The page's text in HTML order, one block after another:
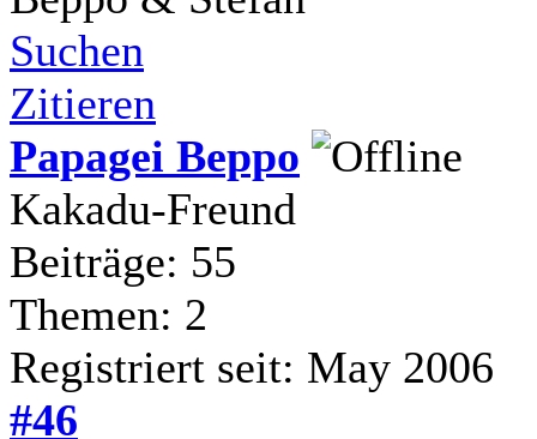
Suchen
Zitieren
Papagei Beppo
Kakadu-Freund
Beiträge: 55
Themen: 2
Registriert seit: May 2006
#46